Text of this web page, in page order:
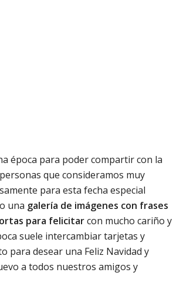
época para poder compartir con la
que consideramos muy
para esta fecha especial
una galería de imágenes con frases
para felicitarcon mucho cariño y
suele intercambiar tarjetas y
para desear una Feliz Navidad y
a todos nuestros amigos y